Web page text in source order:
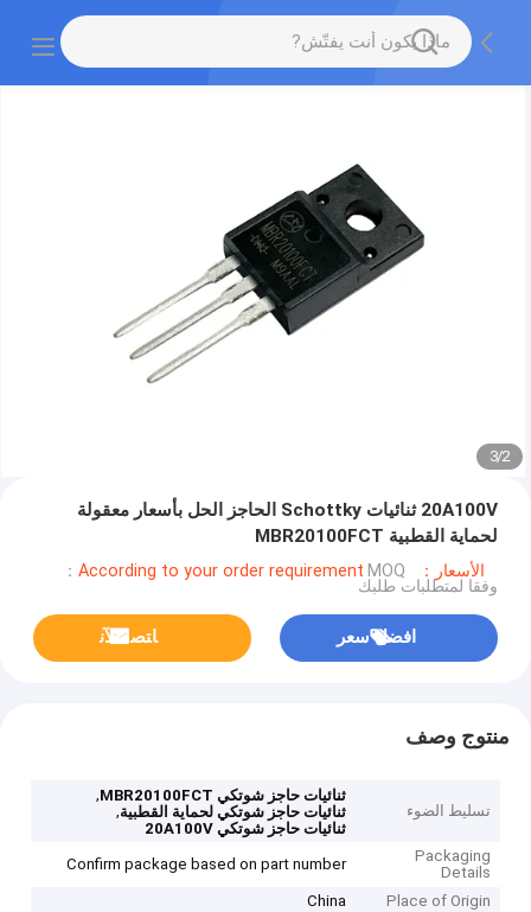
2
/
3
20A100V ثنائيات Schottky الحاجز الحل بأسعار معقولة
لحماية القطبية MBR20100FCT
الأسعار：According to your order requirement MOQ：
وفقا لمتطلبات طلبك
افضل سعر ﺎﺘﺼﻟ ﺍﻶﻧ
منتوج وصف
تسليط الضوء
ثنائيات حاجز شوتكي MBR20100FCT
,
ثنائيات حاجز شوتكي لحماية القطبية,
ثنائيات حاجز شوتكي 20A100V
Packaging
Details
Confirm package based on part number
Place of Origin
China